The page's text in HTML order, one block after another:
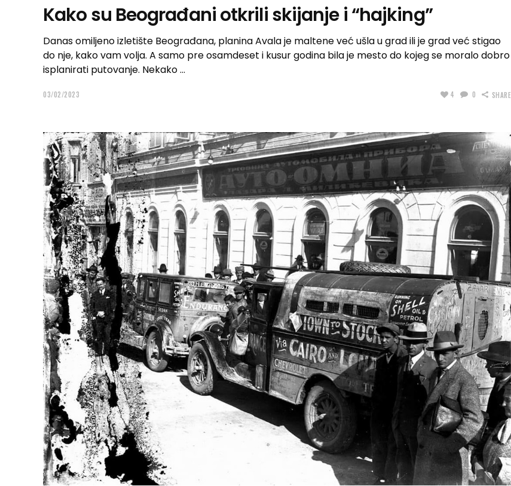
Kako su Beograđani otkrili skijanje i “hajking”
Danas omiljeno izletište Beograđana, planina Avala je maltene već ušla u grad ili je grad već stigao
do nje, kako vam volja. A samo pre osamdeset i kusur godina bila je mesto do kojeg se moralo dobro
isplanirati putovanje. Nekako
03/02/2023 4 0 SHARE